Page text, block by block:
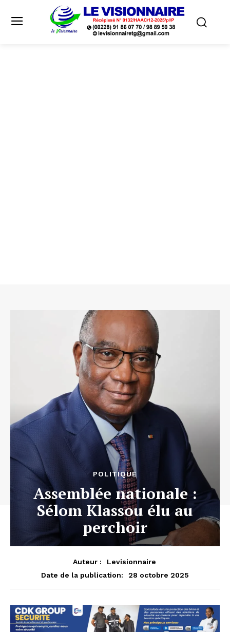
POLITIQUE
Assemblée nationale :
Sélom Klassou élu au
perchoir
Auteur :
Levisionnaire
Date de la publication:
28 octobre 2025